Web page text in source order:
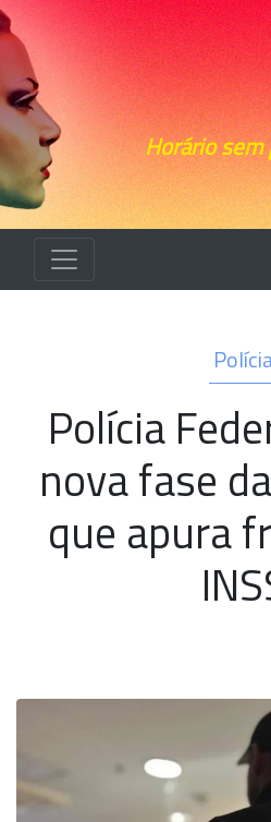
Horário sem
Polícia
nova fase
que apura